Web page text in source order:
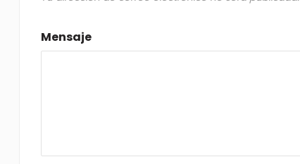
Mensaje